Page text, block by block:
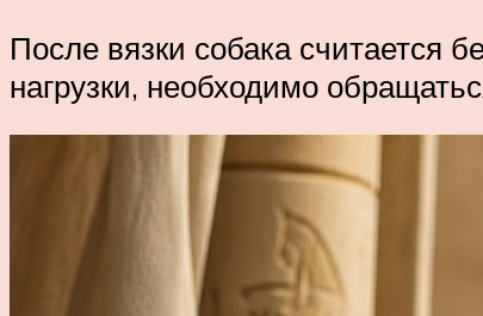
После вязки собака считается
нагрузки, необходимо